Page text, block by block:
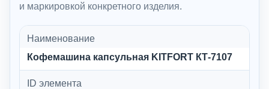
и маркировкой конкретного изделия.
Наименование
Кофемашина капсульная KITFORT КТ-7107
ID элемента